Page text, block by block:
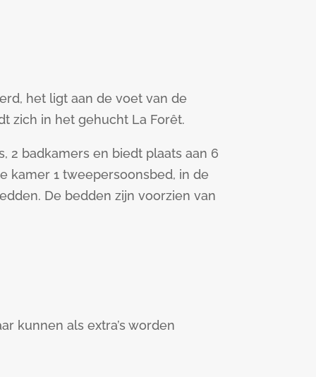
het ligt aan de voet van de
zich in het gehucht La Forêt.
2 badkamers en biedt plaats aan 6
kamer 1 tweepersoonsbed, in de
De bedden zijn voorzien van
kunnen als extra’s worden